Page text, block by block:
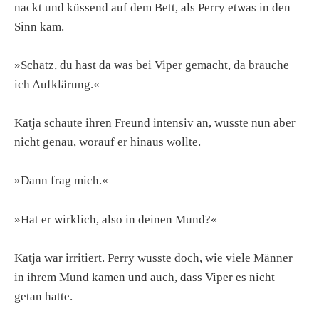
nackt und küssend auf dem Bett, als Perry etwas in den
Sinn kam.
»Schatz, du hast da was bei Viper gemacht, da brauche
ich Aufklärung.«
Katja schaute ihren Freund intensiv an, wusste nun aber
nicht genau, worauf er hinaus wollte.
»Dann frag mich.«
»Hat er wirklich, also in deinen Mund?«
Katja war irritiert. Perry wusste doch, wie viele Männer
in ihrem Mund kamen und auch, dass Viper es nicht
getan hatte.